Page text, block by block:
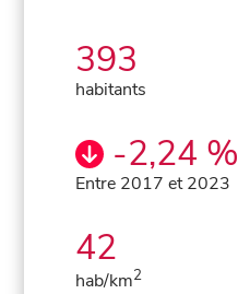
393
habitants
-2,24 %
Entre 2017 et 2023
42
hab/km2